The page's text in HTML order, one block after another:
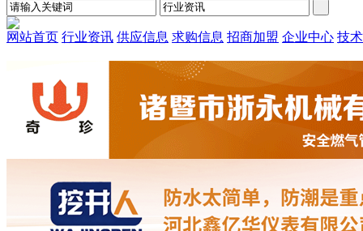
网站首页 行业资讯 供应信息 求购信息 招商加盟 企业中心 技